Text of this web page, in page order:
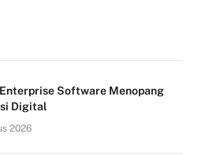
Software Menopang
Digital
2026